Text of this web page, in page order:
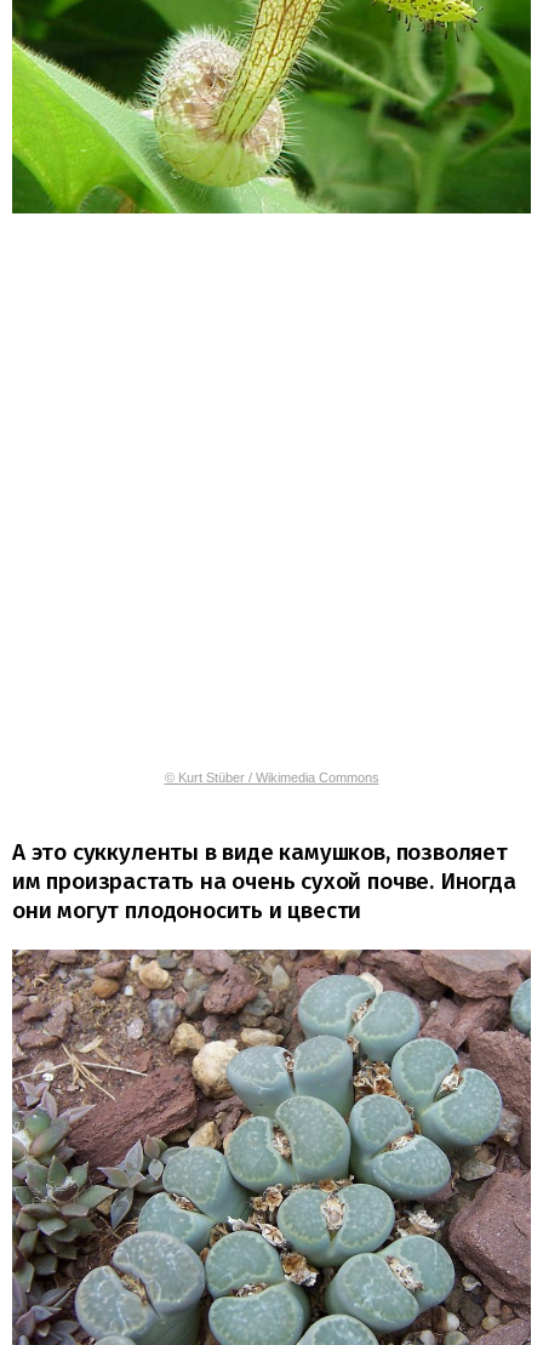
© Kurt Stüber / Wikimedia Commons
А это суккуленты в виде камушков, позволяет
им произрастать на очень сухой почве. Иногда
они могут плодоносить и цвести